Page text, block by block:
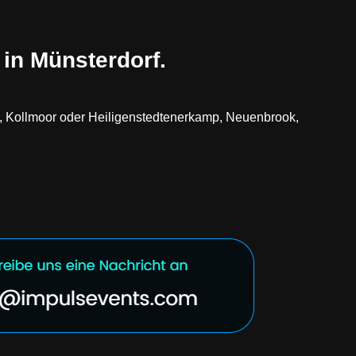
Münsterdorf.
oder Heiligenstedtenerkamp, Neuenbrook,